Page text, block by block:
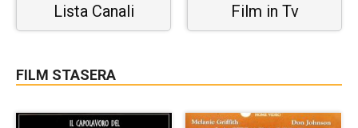
Lista Canali Film in Tv
FILM STASERA